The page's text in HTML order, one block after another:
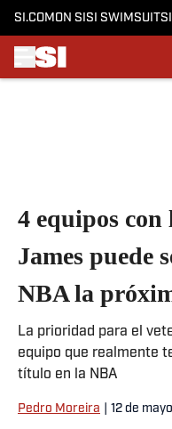
SI.COM ON SI SI SWIMSUIT
4 equipos
James puede
NBA la
La prioridad para el
equipo que realmente
título en la NBA
Pedro Moreira 12 de